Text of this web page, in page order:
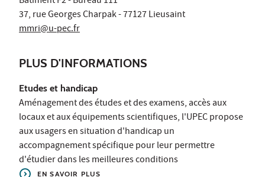
37, rue Georges Charpak - 77127 Lieusaint
mmri@u-pec.fr
PLUS D'INFORMATIONS
Etudes et handicap
Aménagement des études et des examens, accès aux
locaux et aux équipements scientifiques, l'UPEC propose
aux usagers en situation d'handicap un
accompagnement spécifique pour leur permettre
d'étudier dans les meilleures conditions
EN SAVOIR PLUS